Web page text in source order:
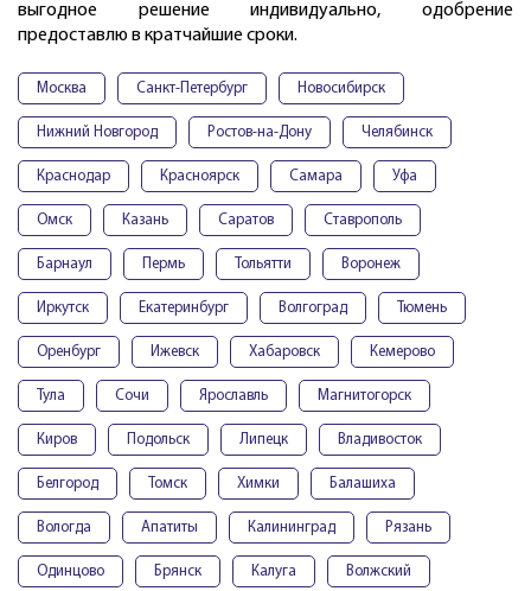
выгодное решение индивидуально, одобрение
предоставлю в кратчайшие сроки.
Москва Санкт-Петербург Новосибирск
Нижний Новгород Ростов-на-Дону Челябинск
Краснодар Красноярск Самара Уфа
Омск Казань Саратов Ставрополь
Барнаул Пермь Тольятти Воронеж
Иркутск Екатеринбург Волгоград Тюмень
Оренбург Ижевск Хабаровск Кемерово
Тула Сочи Ярославль Магнитогорск
Киров Подольск Липецк Владивосток
Белгород Томск Химки Балашиха
Вологда Апатиты Калининград Рязань
Одинцово Брянск Калуга Волжский